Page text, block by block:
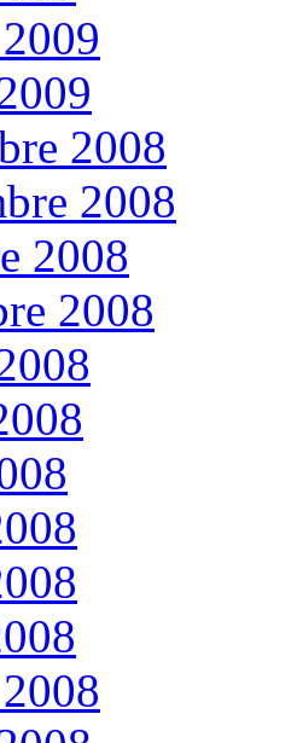
2008
2008
2008
2008